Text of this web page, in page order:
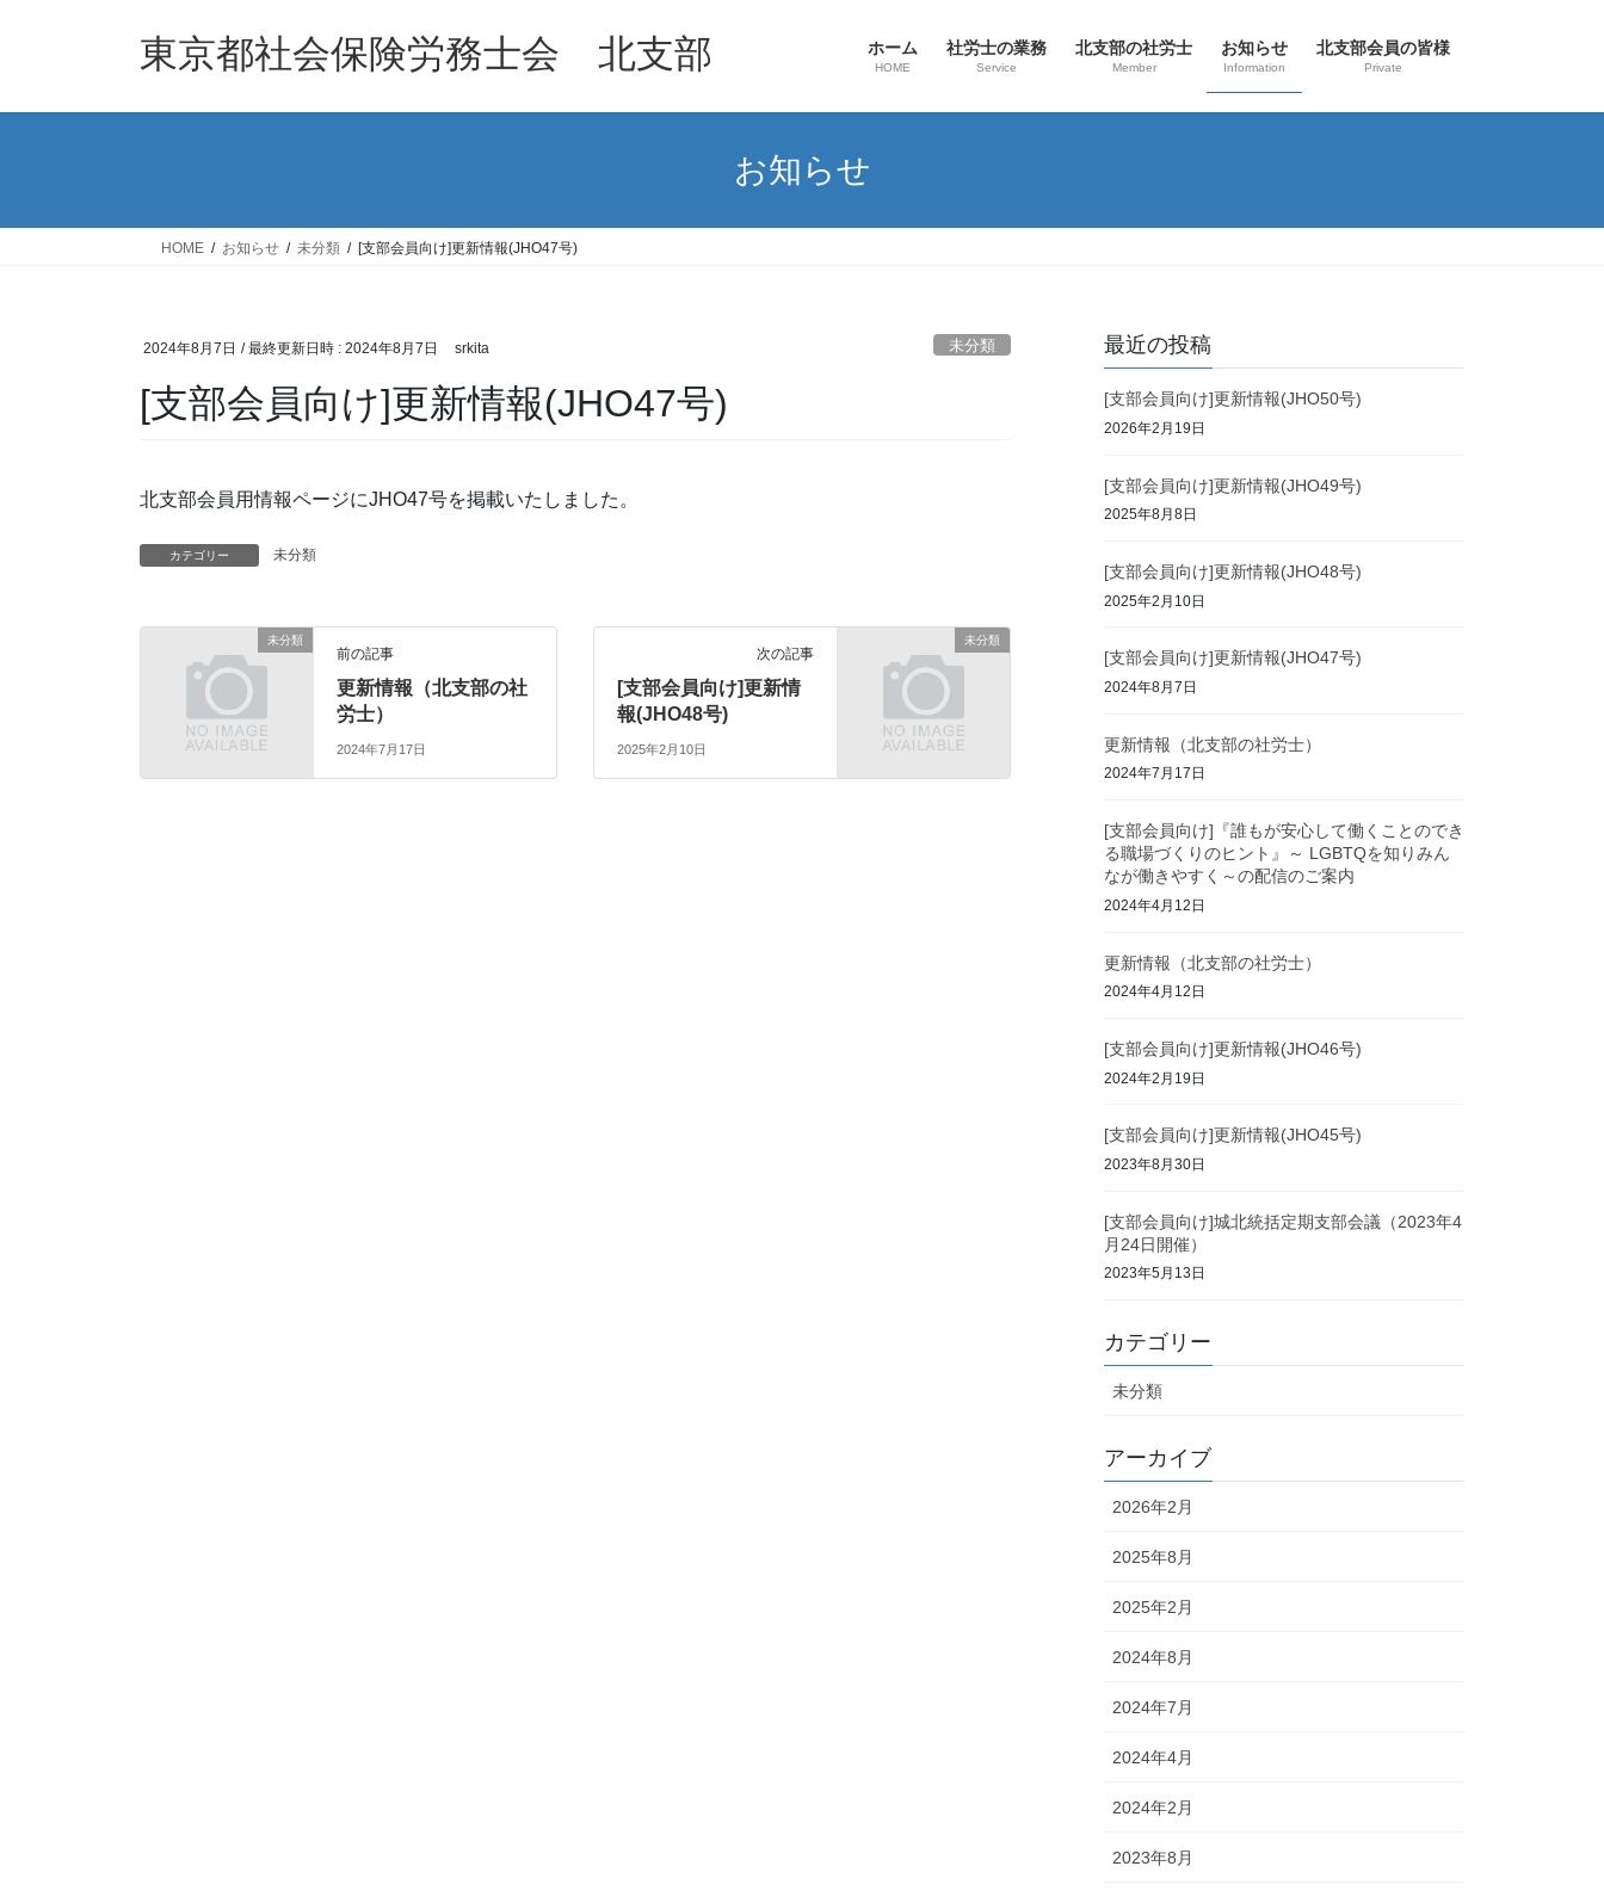
東京都社会保険労務士会 北支部 ホーム
HOME
社労士の業務
Service
北支部の社労士
Member
お知らせ
Information
北支部会員の皆様
Private
お知らせ
HOME お知らせ 未分類 [支部会員向け]更新情報(JHO47号)
2024年8月7日 / 最終更新日時 : 2024年8月7日 srkita 未分類
[支部会員向け]更新情報(JHO47号)
北支部会員用情報ページにJHO47号を掲載いたしました。
カテゴリー 未分類
未分類
前の記事
更新情報（北支部の社
労士）
2024年7月17日
未分類
次の記事
[支部会員向け]更新情
報(JHO48号)
2025年2月10日
最近の投稿
[支部会員向け]更新情報(JHO50号)
2026年2月19日
[支部会員向け]更新情報(JHO49号)
2025年8月8日
[支部会員向け]更新情報(JHO48号)
2025年2月10日
[支部会員向け]更新情報(JHO47号)
2024年8月7日
更新情報（北支部の社労士）
2024年7月17日
[支部会員向け]『誰もが安心して働くことのでき
る職場づくりのヒント』～ LGBTQを知りみん
なが働きやすく～の配信のご案内
2024年4月12日
更新情報（北支部の社労士）
2024年4月12日
[支部会員向け]更新情報(JHO46号)
2024年2月19日
[支部会員向け]更新情報(JHO45号)
2023年8月30日
[支部会員向け]城北統括定期支部会議（2023年4
月24日開催）
2023年5月13日
カテゴリー
未分類
アーカイブ
2026年2月
2025年8月
2025年2月
2024年8月
2024年7月
2024年4月
2024年2月
2023年8月